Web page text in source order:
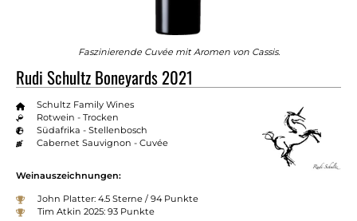
Faszinierende Cuvée mit Aromen von Cassis.
Rudi Schultz Boneyards 2021
Schultz Family Wines
Rotwein - Trocken
Südafrika - Stellenbosch
Cabernet Sauvignon - Cuvée
Weinauszeichnungen:
John Platter: 4.5 Sterne / 94 Punkte
Tim Atkin 2025: 93 Punkte